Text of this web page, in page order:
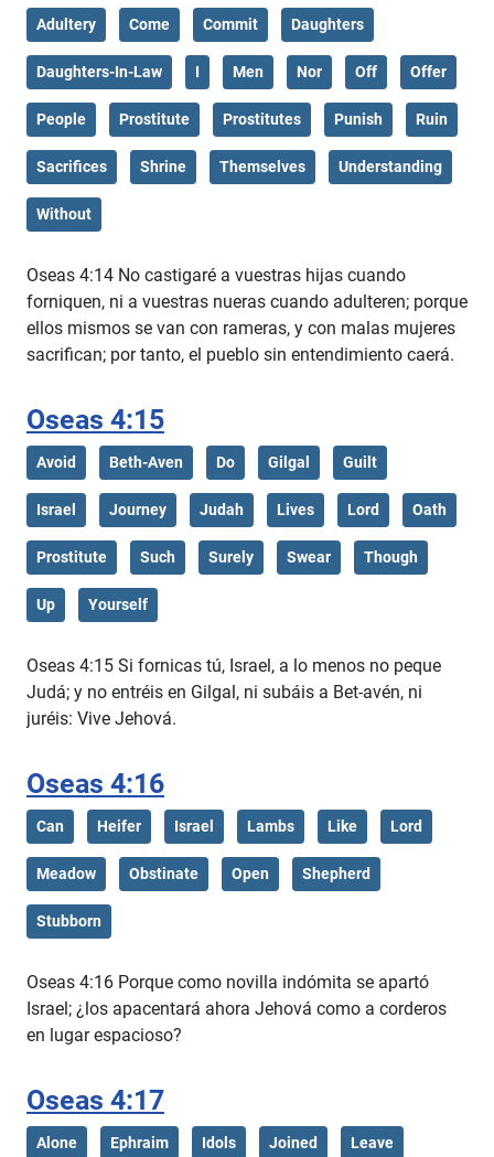
Adultery Come Commit Daughters
Daughters-In-Law I Men Nor Off Offer
People Prostitute Prostitutes Punish Ruin
Sacrifices Shrine Themselves Understanding
Without
Oseas 4:14 No castigaré a vuestras hijas cuando
forniquen, ni a vuestras nueras cuando adulteren; porque
ellos mismos se van con rameras, y con malas mujeres
sacrifican; por tanto, el pueblo sin entendimiento caerá.
Oseas 4:15
Avoid Beth-Aven Do Gilgal Guilt
Israel Journey Judah Lives Lord Oath
Prostitute Such Surely Swear Though
Up Yourself
Oseas 4:15 Si fornicas tú, Israel, a lo menos no peque
Judá; y no entréis en Gilgal, ni subáis a Bet-avén, ni
juréis: Vive Jehová.
Oseas 4:16
Can Heifer Israel Lambs Like Lord
Meadow Obstinate Open Shepherd
Stubborn
Oseas 4:16 Porque como novilla indómita se apartó
Israel; ¿los apacentará ahora Jehová como a corderos
en lugar espacioso?
Oseas 4:17
Alone Ephraim Idols Joined Leave